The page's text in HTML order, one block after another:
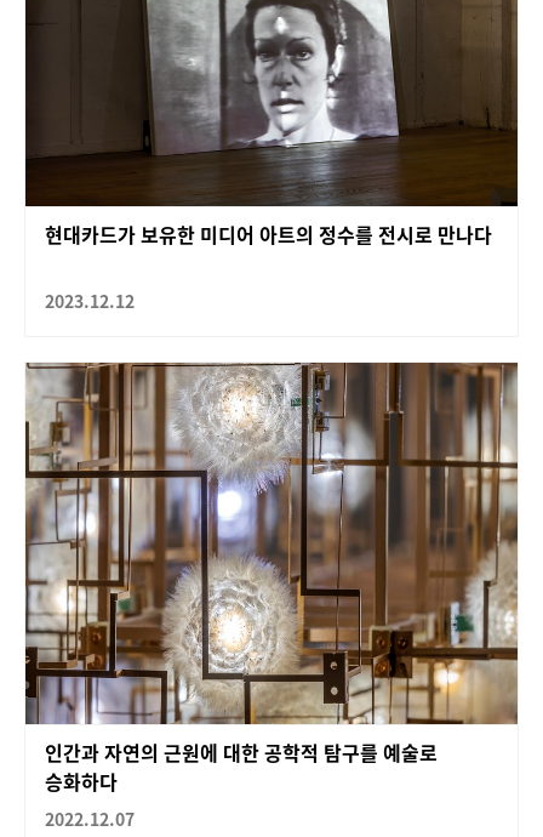
현대카드가 보유한 미디어 아트의 정수를 전시로 만나다
2023.12.12
인간과 자연의 근원에 대한 공학적 탐구를 예술로
승화하다
2022.12.07